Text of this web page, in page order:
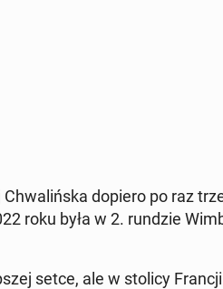
dopiero po raz
roku była w 2. rundzie
setce, ale w stolicy